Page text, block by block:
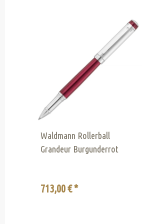
Waldmann Rollerball
Grandeur Burgunderrot
713,00 € *